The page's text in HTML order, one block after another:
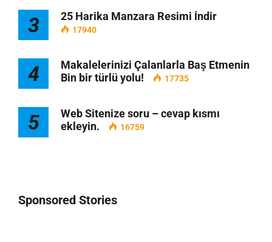
3 25 Harika Manzara Resimi İndir
17940
4
Makalelerinizi Çalanlarla Baş Etmenin
Bin bir türlü yolu!
17735
5
Web Sitenize soru – cevap kısmı
ekleyin.
16759
Sponsored Stories